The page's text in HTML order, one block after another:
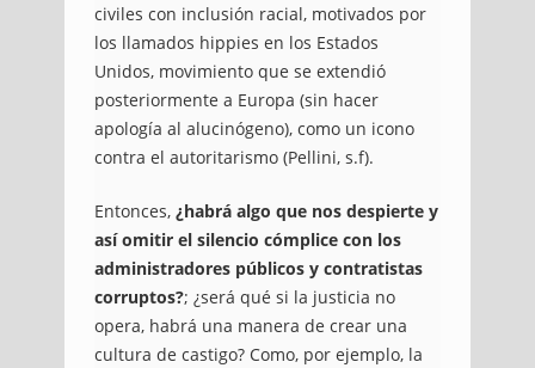
civiles con inclusión racial, motivados por
los llamados hippies en los Estados
Unidos, movimiento que se extendió
posteriormente a Europa (sin hacer
apología al alucinógeno), como un icono
contra el autoritarismo (Pellini, s.f).
Entonces, ¿habrá algo que nos despierte y
así omitir el silencio cómplice con los
administradores públicos y contratistas
corruptos?; ¿será qué si la justicia no
opera, habrá una manera de crear una
cultura de castigo? Como, por ejemplo, la